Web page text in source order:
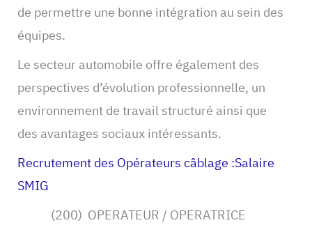
de permettre une bonne intégration au sein des
équipes.
Le secteur automobile offre également des
perspectives d’évolution professionnelle, un
environnement de travail structuré ainsi que
des avantages sociaux intéressants.
Recrutement des Opérateurs câblage :Salaire
SMIG
(200) OPERATEUR / OPERATRICE